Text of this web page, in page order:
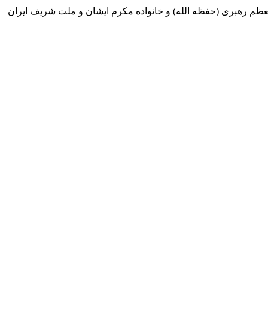
رهبری (حفظه الله) و خانواده مکرم ایشان و ملت شریف ایران